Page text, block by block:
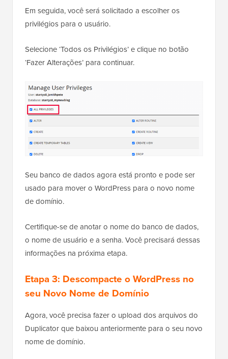
Em seguida, você será solicitado a escolher os
privilégios para o usuário.
Selecione ‘Todos os Privilégios’ e clique no botão
‘Fazer Alterações’ para continuar.
Seu banco de dados agora está pronto e pode ser
usado para mover o WordPress para o novo nome
de domínio.
Certifique-se de anotar o nome do banco de dados,
o nome de usuário e a senha. Você precisará dessas
informações na próxima etapa.
Etapa 3: Descompacte o WordPress no
seu Novo Nome de Domínio
Agora, você precisa fazer o upload dos arquivos do
Duplicator que baixou anteriormente para o seu novo
nome de domínio.